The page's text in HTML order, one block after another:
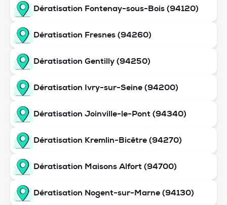
Dératisation Fontenay-sous-Bois (94120)
Dératisation Fresnes (94260)
Dératisation Gentilly (94250)
Dératisation Ivry-sur-Seine (94200)
Dératisation Joinville-le-Pont (94340)
Dératisation Kremlin-Bicêtre (94270)
Dératisation Maisons Alfort (94700)
Dératisation Nogent-sur-Marne (94130)